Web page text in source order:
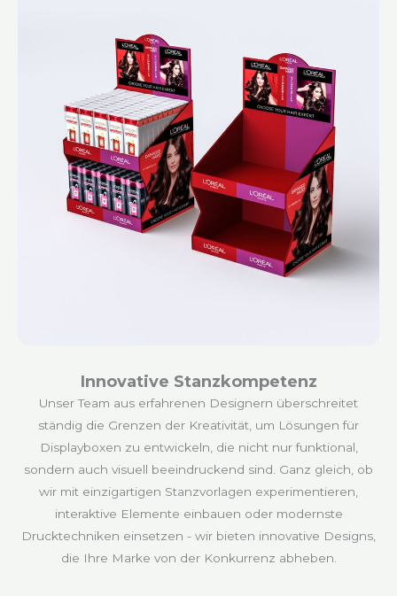
Innovative Stanzkompetenz
Unser Team aus erfahrenen Designern überschreitet
ständig die Grenzen der Kreativität, um Lösungen für
Displayboxen zu entwickeln, die nicht nur funktional,
sondern auch visuell beeindruckend sind. Ganz gleich, ob
wir mit einzigartigen Stanzvorlagen experimentieren,
interaktive Elemente einbauen oder modernste
Drucktechniken einsetzen - wir bieten innovative Designs,
die Ihre Marke von der Konkurrenz abheben.